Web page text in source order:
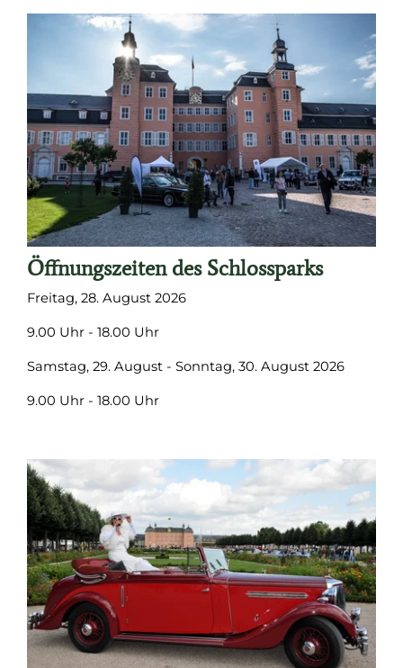
Öffnungszeiten des Schlossparks
Freitag, 28. August 2026
9.00 Uhr - 18.00 Uhr
Samstag, 29. August - Sonntag, 30. August 2026
9.00 Uhr - 18.00 Uhr